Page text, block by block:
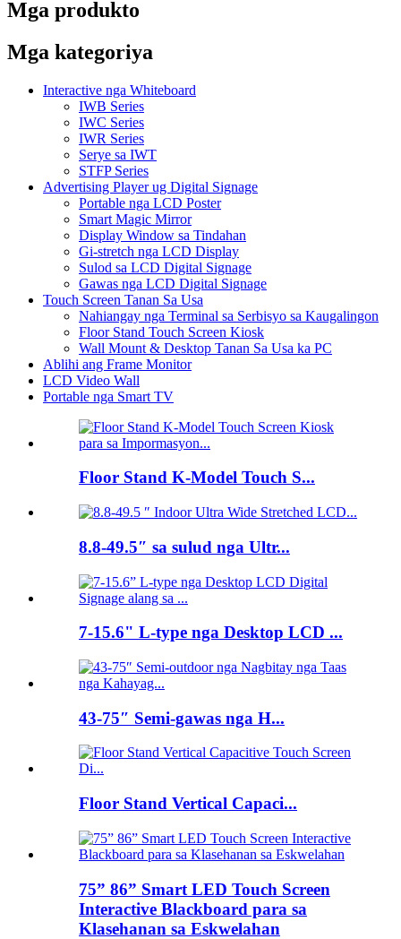
Mga produkto
Mga kategoriya
Interactive nga Whiteboard
IWB Series
IWC Series
IWR Series
Serye sa IWT
STFP Series
Advertising Player ug Digital Signage
Portable nga LCD Poster
Smart Magic Mirror
Display Window sa Tindahan
Gi-stretch nga LCD Display
Sulod sa LCD Digital Signage
Gawas nga LCD Digital Signage
Touch Screen Tanan Sa Usa
Nahiangay nga Terminal sa Serbisyo sa Kaugalingon
Floor Stand Touch Screen Kiosk
Wall Mount & Desktop Tanan Sa Usa ka PC
Ablihi ang Frame Monitor
LCD Video Wall
Portable nga Smart TV
Floor Stand K-Model Touch S...
8.8-49.5″ sa sulud nga Ultr...
7-15.6" L-type nga Desktop LCD ...
43-75″ Semi-gawas nga H...
Floor Stand Vertical Capaci...
75” 86” Smart LED Touch Screen
Interactive Blackboard para sa
Klasehanan sa Eskwelahan